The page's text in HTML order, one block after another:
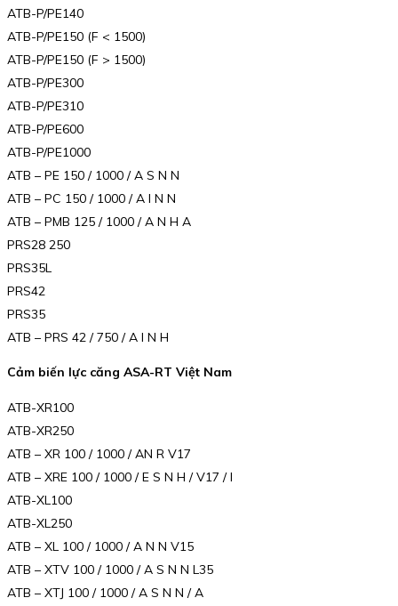
ATB-P/PE140
ATB-P/PE150 (F < 1500)
ATB-P/PE150 (F > 1500)
ATB-P/PE300
ATB-P/PE310
ATB-P/PE600
ATB-P/PE1000
ATB – PE 150 / 1000 / A S N N
ATB – PC 150 / 1000 / A I N N
ATB – PMB 125 / 1000 / A N H A
PRS28 250
PRS35L
PRS42
PRS35
ATB – PRS 42 / 750 / A I N H
Cảm biến lực căng ASA-RT Việt Nam
ATB-XR100
ATB-XR250
ATB – XR 100 / 1000 / AN R V17
ATB – XRE 100 / 1000 / E S N H / V17 / I
ATB-XL100
ATB-XL250
ATB – XL 100 / 1000 / A N N V15
ATB – XTV 100 / 1000 / A S N N L35
ATB – XTJ 100 / 1000 / A S N N / A